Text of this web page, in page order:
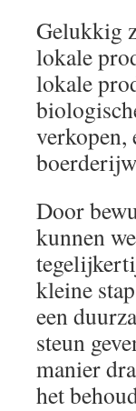
Gelukkig
lokale
lokale
verkopen,
Door
kunnen
kleine
een
steun
manier
het